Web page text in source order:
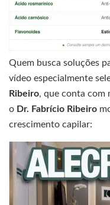
Quem busca soluções
vídeo especialmente
Ribeiro, que conta com
o Dr. Fabrício Ribeiro
crescimento capilar: